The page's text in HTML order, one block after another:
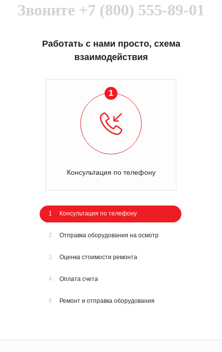
Звоните +7 (800) 555-89-01
Работать с нами просто, схема
взаимодействия
1
Консультация по телефону
1 Консультация по телефону
2 Отправка оборудования на осмотр
3 Оценка стоимости ремонта
4 Оплата счета
5 Ремонт и отправка оборудования